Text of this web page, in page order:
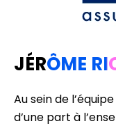
JÉRÔME
Au sein de
d’une part à